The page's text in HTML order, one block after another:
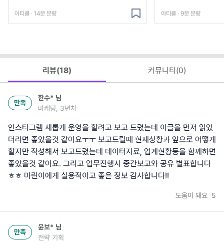
아티클 · 14분 분량 아티클 · 9분 분량
리뷰(18) 커뮤니티(0)
만족
한수* 님
마케팅, 3년차
인스타그램 새롭게 운영을 할려고 보고 드렸는데 이글을 먼저 읽었
더라면 좋았을것 같아요ㅜㅜ 보고드릴때 현재상황과 앞으로 어떻게
할지만 작성해서 보고드렸는데 데이터자료, 업계현황등을 함께하면
좋았을것 같아요. 그리고 업무진행시 중간보고와 공유 별표합니다
ㅎㅎ 마린이에게 실용적이고 좋은 정보 감사합니다!!
도움이 돼요 5
만족
윤보* 님
전략 기획